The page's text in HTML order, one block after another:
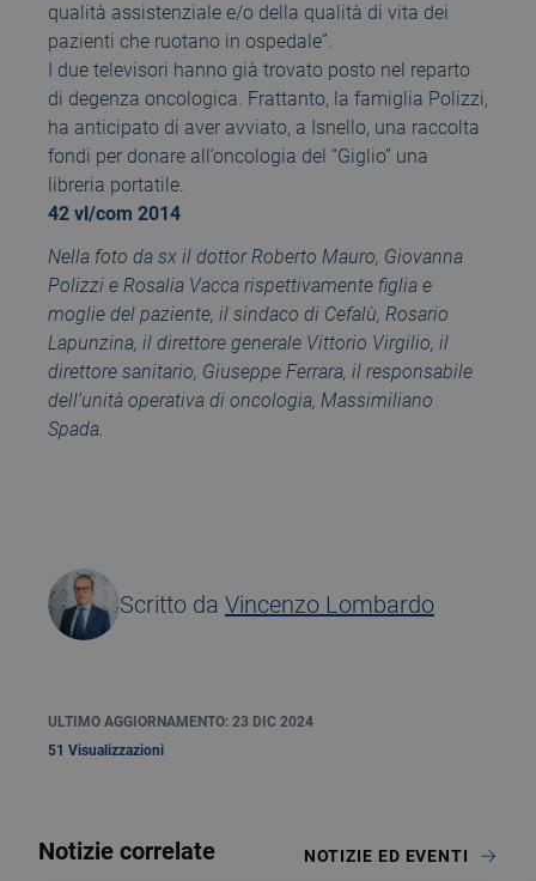
qualità assistenziale e/o della qualità di vita dei
pazienti che ruotano in ospedale”.
I due televisori hanno già trovato posto nel reparto
di degenza oncologica. Frattanto, la famiglia Polizzi,
ha anticipato di aver avviato, a Isnello, una raccolta
fondi per donare all’oncologia del “Giglio” una
libreria portatile.
42 vl/com 2014
Nella foto da sx il dottor Roberto Mauro, Giovanna
Polizzi e Rosalia Vacca rispettivamente figlia e
moglie del paziente, il sindaco di Cefalù, Rosario
Lapunzina, il direttore generale Vittorio Virgilio, il
direttore sanitario, Giuseppe Ferrara, il responsabile
dell’unità operativa di oncologia, Massimiliano
Spada.
Scritto da Vincenzo Lombardo
ULTIMO AGGIORNAMENTO: 23 DIC 2024
51 Visualizzazioni
Notizie correlate NOTIZIE ED EVENTI